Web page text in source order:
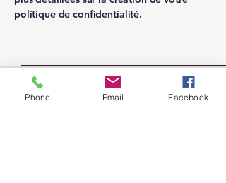
politique de confidentialité.
Phone Email Facebook